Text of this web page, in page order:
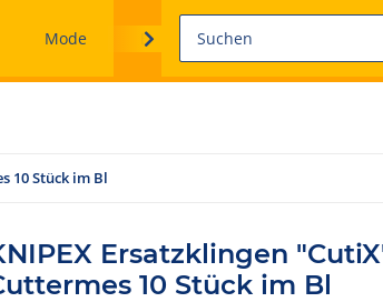
Mode Ersatzteile
10 Stück im Bl
Ersatzklingen
10 Stück im Bl